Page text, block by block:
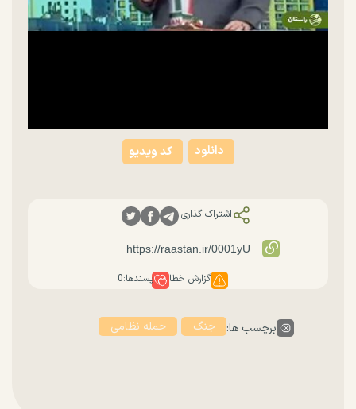
کد ویدیو دانلود
اشتراک گذاری:
گزارش خطا پسندها:0
برچسب ها: جنگ حمله نظامی